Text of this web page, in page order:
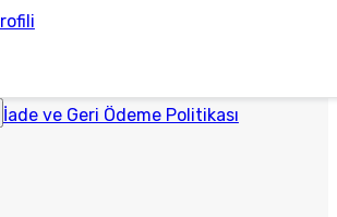
İade ve Geri Ödeme Politikası